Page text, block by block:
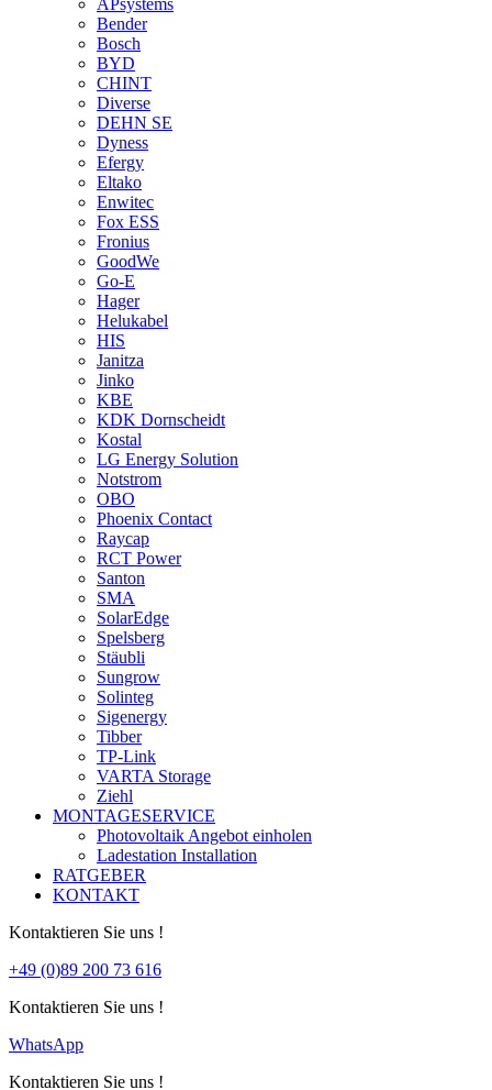
APsystems
Bender
Bosch
BYD
CHINT
Diverse
DEHN SE
Dyness
Efergy
Eltako
Enwitec
Fox ESS
Fronius
GoodWe
Go-E
Hager
Helukabel
HIS
Janitza
Jinko
KBE
KDK Dornscheidt
Kostal
LG Energy Solution
Notstrom
OBO
Phoenix Contact
Raycap
RCT Power
Santon
SMA
SolarEdge
Spelsberg
Stäubli
Sungrow
Solinteg
Sigenergy
Tibber
TP-Link
VARTA Storage
Ziehl
MONTAGESERVICE
Photovoltaik Angebot einholen
Ladestation Installation
RATGEBER
KONTAKT
Kontaktieren Sie uns !
+49 (0)89 200 73 616
Kontaktieren Sie uns !
WhatsApp
Kontaktieren Sie uns !